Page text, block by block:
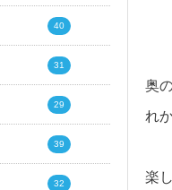
奥
れ
楽
40
31
29
39
32